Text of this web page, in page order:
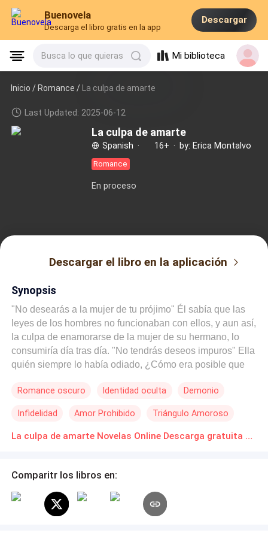
Buenovela
Descarga el libro gratis en la app
Descargar
Busca lo que quieras Mi biblioteca
Inicio /Romance / La culpa de amarte
Last Updated: 2025-06-12
La culpa de amarte
Spanish · 16+ · by: Erica Montalvo
Romance
En proceso
Descargar el libro en la aplicación
Synopsis
"No desearás a la mujer de tu prójimo" Él sabía que las
leyes de los hombres no funcionaban con ellos, y aun así,
la culpa de enamorarse de la mujer de su hermano, lo
consumiría día tras día. "No tendrás deseos impuros" Ella
quién siempre lo había odiado, ¿Cómo era posible que
Romance oscuro Identidad oculta Demonio
Infidelidad Amor Prohibido Triángulo Amoroso
La culpa de amarte Novelas Online Descarga gratuita de PDF
Comparitr los libros en: